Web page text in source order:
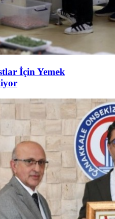
İçin Yemek